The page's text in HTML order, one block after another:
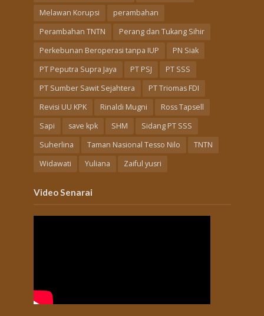
Melawan Korupsi
perambahan
Perambahan TNTN
Perang dan Tukang Sihir
Perkebunan Beroperasi tanpa IUP
PN Siak
PT Peputra Supra Jaya
PT PSJ
PT SSS
PT Sumber Sawit Sejahtera
PT Triomas FDI
Revisi UU KPK
Rinaldi Mugni
Ross Tapsell
Sapi
save kpk SHM
Sidang PT SSS
Suherlina
Taman Nasional Tesso Nilo
TNTN
Widawati
Yuliana Zaiful yusri
Video Senarai